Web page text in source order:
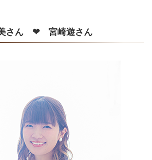
さん ❤ 宮崎遊さん